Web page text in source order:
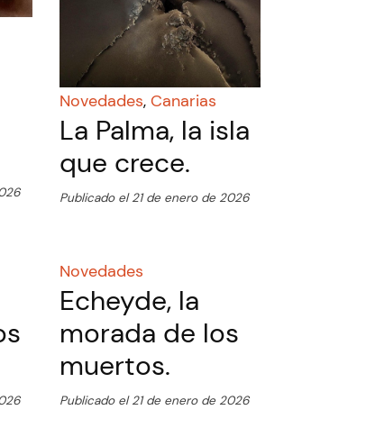
Novedades, Canarias
La Palma, la isla
que crece.
Publicado el 21 de enero de 2026
Novedades
Echeyde, la
morada de los
muertos.
Publicado el 21 de enero de 2026